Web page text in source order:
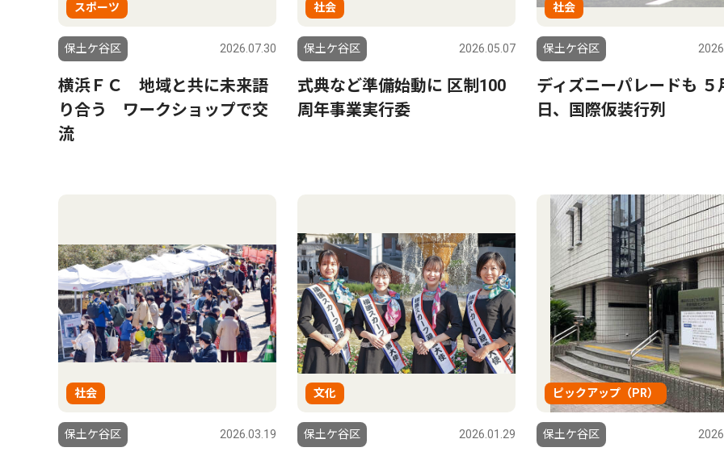
スポーツ
保土ケ谷区 2026.07.30
横浜ＦＣ 地域と共に未来語
り合う ワークショップで交
流
社会
保土ケ谷区 2026.05.07
式典など準備始動に 区制100
周年事業実行委
社会
保土ケ谷区
ディズニーパレードも ５
日、国際仮装行列
社会
保土ケ谷区 2026.03.19
文化
保土ケ谷区 2026.01.29
ピックアップ（PR）
保土ケ谷区